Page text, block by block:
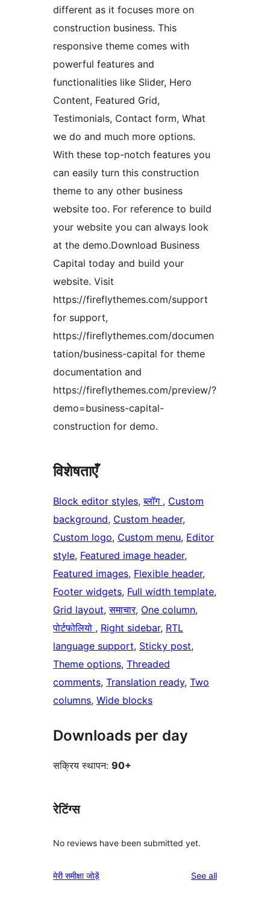
different as it focuses more on
construction business. This
responsive theme comes with
powerful features and
functionalities like Slider, Hero
Content, Featured Grid,
Testimonials, Contact form, What
we do and much more options.
With these top-notch features you
can easily turn this construction
theme to any other business
website too. For reference to build
your website you can always look
at the demo.Download Business
Capital today and build your
website. Visit
https://fireflythemes.com/support
for support,
https://fireflythemes.com/documen
tation/business-capital for theme
documentation and
https://fireflythemes.com/preview/?
demo=business-capital-
construction for demo.
विशेषताएँ
Block editor styles, ब्लॉग , Custom
background, Custom header
Custom logo, Custom menu, Editor
style, Featured image header
Featured images, Flexible header
Footer widgets, Full width template
Grid layout, समाचार, One column
पोर्टफोलियो , Right sidebar, RTL
language support, Sticky post
Theme options, Threaded
comments, Translation ready, Two
columns, Wide blocks
Downloads per day
सक्रिय स्थापन: 90+
रेटिंग्स
No reviews have been submitted yet.
मेरी समीक्षा जोड़ें See allreviews